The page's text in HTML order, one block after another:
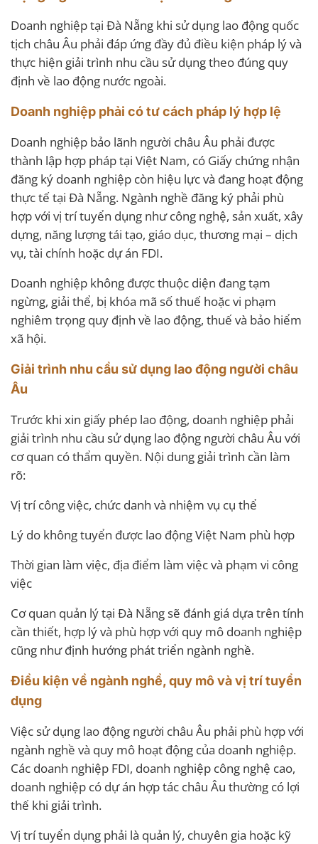
Doanh nghiệp tại Đà Nẵng khi sử dụng lao động quốc
tịch châu Âu phải đáp ứng đầy đủ điều kiện pháp lý và
thực hiện giải trình nhu cầu sử dụng theo đúng quy
định về lao động nước ngoài.
Doanh nghiệp phải có tư cách pháp lý hợp lệ
Doanh nghiệp bảo lãnh người châu Âu phải được
thành lập hợp pháp tại Việt Nam, có Giấy chứng nhận
đăng ký doanh nghiệp còn hiệu lực và đang hoạt động
thực tế tại Đà Nẵng. Ngành nghề đăng ký phải phù
hợp với vị trí tuyển dụng như công nghệ, sản xuất, xây
dựng, năng lượng tái tạo, giáo dục, thương mại – dịch
vụ, tài chính hoặc dự án FDI.
Doanh nghiệp không được thuộc diện đang tạm
ngừng, giải thể, bị khóa mã số thuế hoặc vi phạm
nghiêm trọng quy định về lao động, thuế và bảo hiểm
xã hội.
Giải trình nhu cầu sử dụng lao động người châu
Âu
Trước khi xin giấy phép lao động, doanh nghiệp phải
giải trình nhu cầu sử dụng lao động người châu Âu với
cơ quan có thẩm quyền. Nội dung giải trình cần làm
rõ:
Vị trí công việc, chức danh và nhiệm vụ cụ thể
Lý do không tuyển được lao động Việt Nam phù hợp
Thời gian làm việc, địa điểm làm việc và phạm vi công
việc
Cơ quan quản lý tại Đà Nẵng sẽ đánh giá dựa trên tính
cần thiết, hợp lý và phù hợp với quy mô doanh nghiệp
cũng như định hướng phát triển ngành nghề.
Điều kiện về ngành nghề, quy mô và vị trí tuyển
dụng
Việc sử dụng lao động người châu Âu phải phù hợp với
ngành nghề và quy mô hoạt động của doanh nghiệp.
Các doanh nghiệp FDI, doanh nghiệp công nghệ cao,
doanh nghiệp có dự án hợp tác châu Âu thường có lợi
thế khi giải trình.
Vị trí tuyển dụng phải là quản lý, chuyên gia hoặc kỹ